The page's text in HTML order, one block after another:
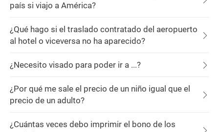
país si viajo a América?
¿Qué hago si el traslado contratado del aeropuerto
al hotel o viceversa no ha aparecido?
¿Necesito visado para poder ir a ...?
¿Por qué me sale el precio de un niño igual que el
precio de un adulto?
¿Cuántas veces debo imprimir el bono de los